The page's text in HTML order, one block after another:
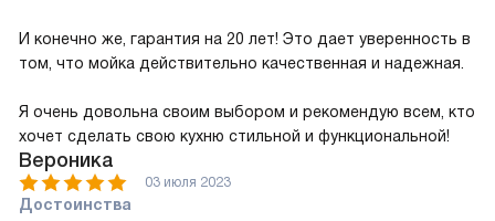
И конечно же, гарантия на 20 лет! Это дает уверенность в
том, что мойка действительно качественная и надежная.
Я очень довольна своим выбором и рекомендую всем, кто
хочет сделать свою кухню стильной и функциональной!
Вероника
03 июля 2023
Достоинства